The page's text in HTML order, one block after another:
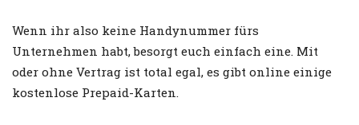
Wenn ihr also keine Handynummer fürs
Unternehmen habt, besorgt euch einfach eine. Mit
oder ohne Vertrag ist total egal, es gibt online einige
kostenlose Prepaid-Karten.